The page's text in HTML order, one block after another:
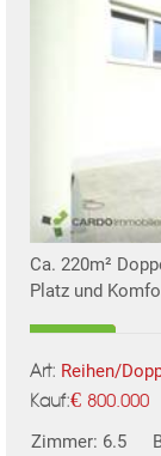
Ca. 220m²
Platz und
Art: Reihen/
Kauf:€ 800.000
Zimmer: 6.5